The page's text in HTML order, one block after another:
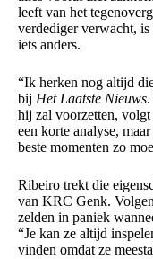
leeft van het
verdediger verwacht,
iets anders.
“Ik herken nog altijd
bij Het Laatste Nieuws
hij zal voorzetten, volgt
een korte analyse,
beste momenten zo
Ribeiro trekt die
van KRC Genk.
zelden in paniek
“Je kan ze altijd
vinden omdat ze